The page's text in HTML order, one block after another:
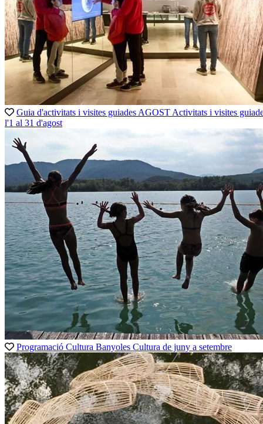
Guia d'activitats i visites guiades AGOST Activitats i visites
l'1 al 31 d'agost
Programació Cultura Banyoles Cultura de juny a setembre